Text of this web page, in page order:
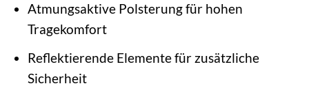
Atmungsaktive Polsterung für hohen
Tragekomfort
Reflektierende Elemente für zusätzliche
Sicherheit